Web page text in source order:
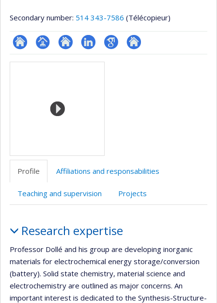
Secondary number: 514 343-7586 (Télécopieur)
ResearchGate
Page Site
de
recherche
LinkedInGoogleAutre
Media
Profile Affiliations and responsabilities
Teaching and supervision Projects
Research expertise
Professor Dollé and his group are developing inorganic
materials for electrochemical energy storage/conversion
(battery). Solid state chemistry, material science and
electrochemistry are outlined as major concerns. An
important interest is dedicated to the Synthesis-Structure-